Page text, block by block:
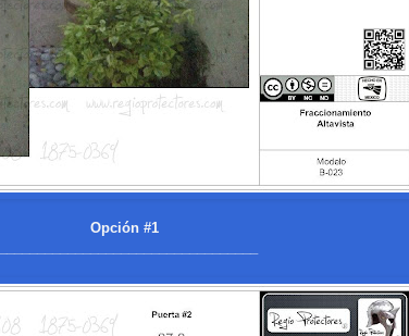
Opción #1